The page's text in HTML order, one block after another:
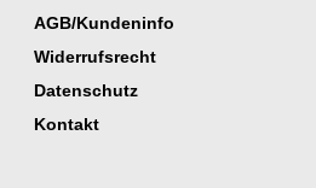
AGB/Kundeninfo
Widerrufsrecht
Datenschutz
Kontakt